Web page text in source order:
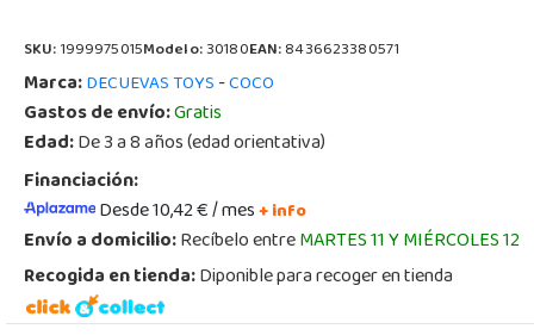
SKU:1999975015Modelo:30180EAN:8436623380571
Marca:DECUEVAS TOYS-COCO
Gastos de envío:Gratis
Edad:De 3 a 8 años (edad orientativa)
Financiación:
Desde 10,42 € / mes+ info
Envío a domicilio:Recíbelo entreMARTES 11 Y MIÉRCOLES 12
Recogida en tienda:Diponible para recoger en tienda